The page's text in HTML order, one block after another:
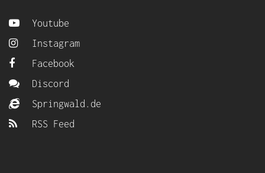
Youtube
Instagram
Facebook
Discord
Springwald.de
RSS Feed